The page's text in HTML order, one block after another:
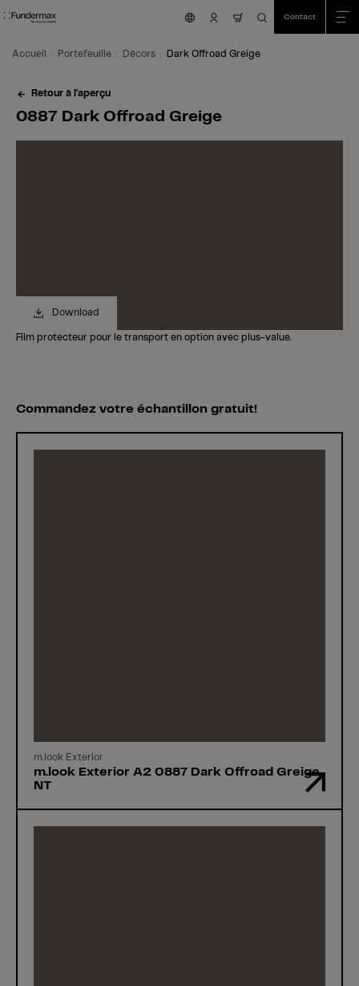
Aller au contenu principal
Aller au sommaire
Aller au menu principal
nav.cart.item.count
Contact
Accueil Portefeuille Décors Dark Offroad Greige
Retour à l'aperçu
0887 Dark Offroad Greige
Download
Film protecteur pour le transport en option avec plus-value.
Commandez votre échantillon gratuit!
m.look Exterior
m.look Exterior A2 0887 Dark Offroad Greige
NT